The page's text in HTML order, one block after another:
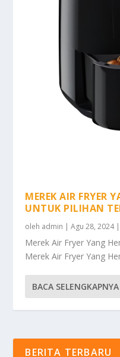
MEREK AIR FRYER
UNTUK PILIHAN
oleh admin |Agu 28, 2024|
Merek Air Fryer Yang
Merek Air Fryer Yang
BACA SELENGKAPNYA
BERITA TERBARU